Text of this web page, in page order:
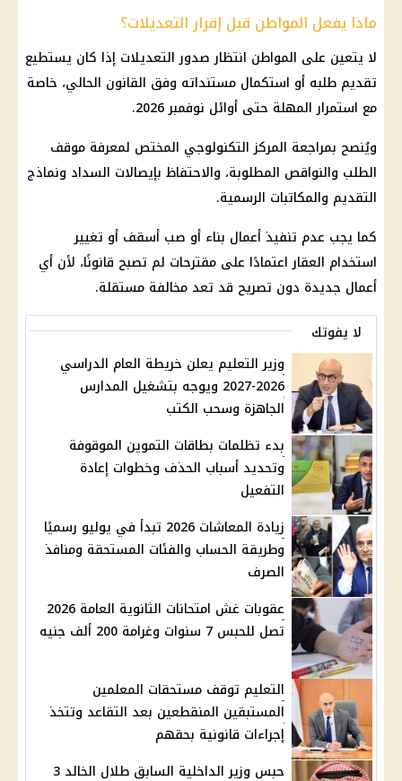
ماذا يفعل المواطن قبل إقرار التعديلات؟
لا يتعين على المواطن انتظار صدور التعديلات إذا كان يستطيع
تقديم طلبه أو استكمال مستنداته وفق القانون الحالي، خاصة
مع استمرار المهلة حتى أوائل نوفمبر 2026.
ويُنصح بمراجعة المركز التكنولوجي المختص لمعرفة موقف
الطلب والنواقص المطلوبة، والاحتفاظ بإيصالات السداد ونماذج
التقديم والمكاتبات الرسمية.
كما يجب عدم تنفيذ أعمال بناء أو صب أسقف أو تغيير
استخدام العقار اعتمادًا على مقترحات لم تصبح قانونًا، لأن أي
أعمال جديدة دون تصريح قد تعد مخالفة مستقلة.
لا يفوتك
وزير التعليم يعلن خريطة العام الدراسي
2026-2027 ويوجه بتشغيل المدارس
الجاهزة وسحب الكتب
بدء تظلمات بطاقات التموين الموقوفة
وتحديد أسباب الحذف وخطوات إعادة
التفعيل
زيادة المعاشات 2026 تبدأ في يوليو رسميًا
وطريقة الحساب والفئات المستحقة ومنافذ
الصرف
عقوبات غش امتحانات الثانوية العامة 2026
تصل للحبس 7 سنوات وغرامة 200 ألف جنيه
التعليم توقف مستحقات المعلمين
المستبقين المنقطعين بعد التقاعد وتتخذ
إجراءات قانونية بحقهم
حبس وزير الداخلية السابق طلال الخالد 3